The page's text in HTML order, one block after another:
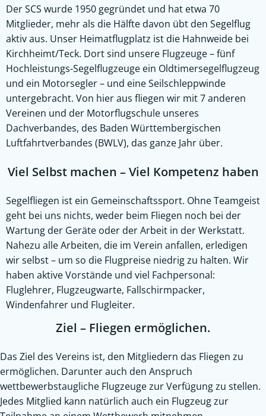
Der SCS wurde 1950 gegründet und hat etwa 70
Mitglieder, mehr als die Hälfte davon übt den Segelflug
aktiv aus. Unser Heimatflugplatz ist die Hahnweide bei
Kirchheimt/Teck. Dort sind unsere Flugzeuge – fünf
Hochleistungs-Segelflugzeuge ein Oldtimersegelflugzeug
und ein Motorsegler – und eine Seilschleppwinde
untergebracht. Von hier aus fliegen wir mit 7 anderen
Vereinen und der Motorflugschule unseres
Dachverbandes, des Baden Württembergischen
Luftfahrtverbandes (BWLV), das ganze Jahr über.
Viel Selbst machen – Viel Kompetenz haben
Segelfliegen ist ein Gemeinschaftssport. Ohne Teamgeist
geht bei uns nichts, weder beim Fliegen noch bei der
Wartung der Geräte oder der Arbeit in der Werkstatt.
Nahezu alle Arbeiten, die im Verein anfallen, erledigen
wir selbst – um so die Flugpreise niedrig zu halten. Wir
haben aktive Vorstände und viel Fachpersonal:
Fluglehrer, Flugzeugwarte, Fallschirmpacker,
Windenfahrer und Flugleiter.
Ziel – Fliegen ermöglichen.
Das Ziel des Vereins ist, den Mitgliedern das Fliegen zu
ermöglichen. Darunter auch den Anspruch
wettbewerbstaugliche Flugzeuge zur Verfügung zu stellen.
Jedes Mitglied kann natürlich auch ein Flugzeug zur